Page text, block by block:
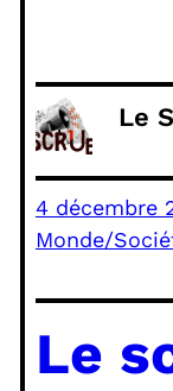
Le
4 décembre
Monde/
Le